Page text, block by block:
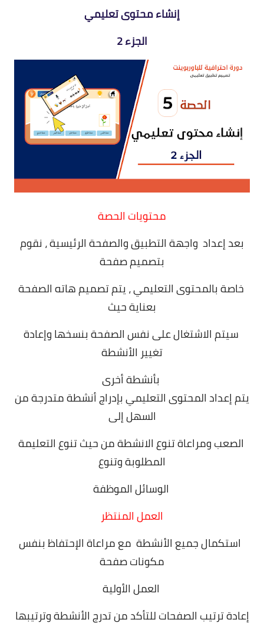
إنشاء محتوى تعليمي
الجزء 2
محتويات الحصة
بعد إعداد واجهة التطبيق والصفحة الرئيسية ، نقوم
بتصميم صفحة
خاصة بالمحتوى التعليمي ، يتم تصميم هاته الصفحة
بعناية حيث
سيتم الاشتغال على نفس الصفحة بنسخها وإعادة
تغيير الأنشطة
بأنشطة أخرى
يتم إعداد المحتوى التعليمي بإدراج أنشطة متدرجة من
السهل إلى
الصعب ومراعاة تنوع الانشطة من حيث تنوع التعليمة
المطلوبة وتنوع
الوسائل الموظفة
العمل المنتظر
استكمال جميع الأنشطة مع مراعاة الإحتفاظ بنفس
مكونات صفحة
العمل الأولية
إعادة ترتيب الصفحات للتأكد من تدرج الأنشطة وترتيبها